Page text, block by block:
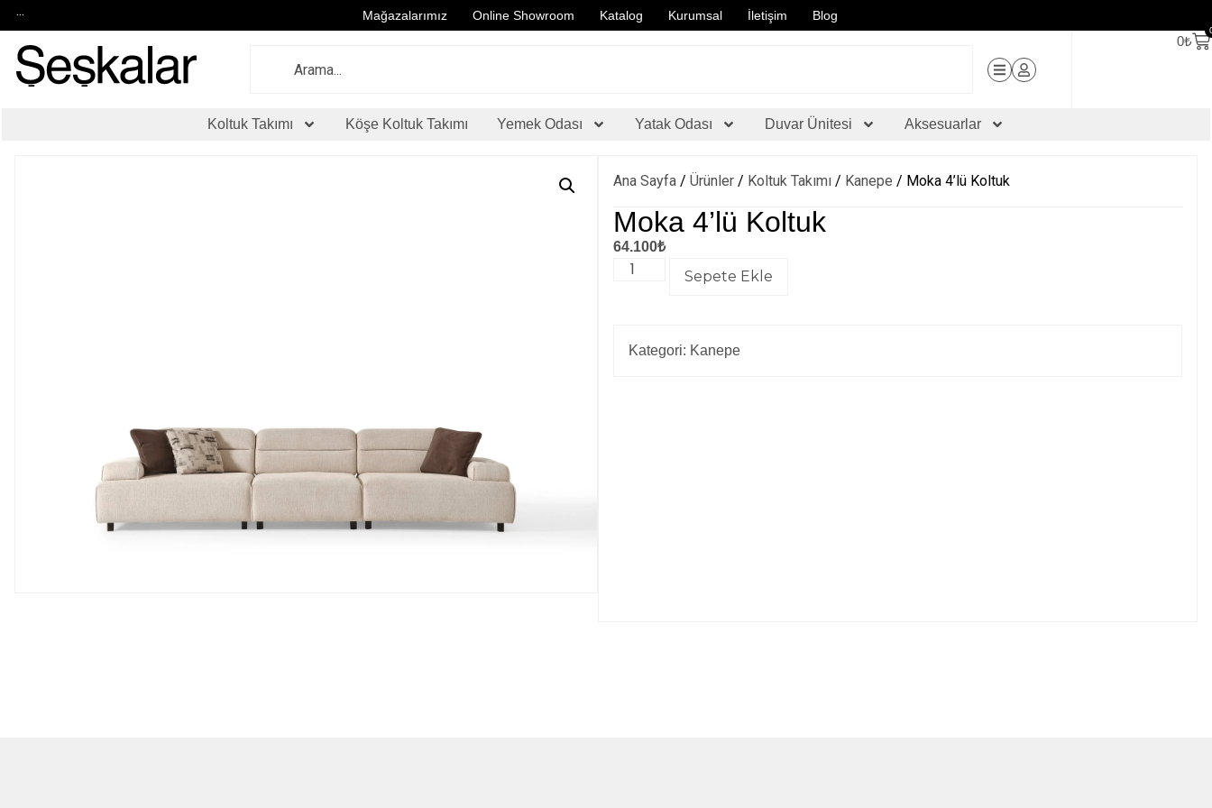
... Mağazalarımız Online Showroom Katalog Kurumsal İletişim Blog
0₺
Koltuk Takımı Köşe Koltuk Takımı Yemek Odası Yatak Odası Duvar Ünitesi Aksesuarlar
Ana Sayfa /Ürünler / Koltuk Takımı / Kanepe / Moka 4’lü Koltuk
Moka 4’lü Koltuk
64.100₺
Sepete Ekle
Kategori: Kanepe